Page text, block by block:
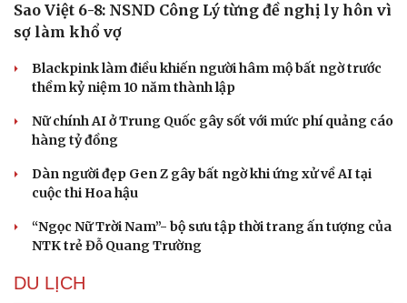
Sao Việt 6-8: NSND Công Lý từng đề nghị ly hôn vì
sợ làm khổ vợ
Blackpink làm điều khiến người hâm mộ bất ngờ trước
thềm kỷ niệm 10 năm thành lập
Nữ chính AI ở Trung Quốc gây sốt với mức phí quảng cáo
hàng tỷ đồng
Dàn người đẹp Gen Z gây bất ngờ khi ứng xử về AI tại
cuộc thi Hoa hậu
“Ngọc Nữ Trời Nam”- bộ sưu tập thời trang ấn tượng của
NTK trẻ Đỗ Quang Trường
DU LỊCH